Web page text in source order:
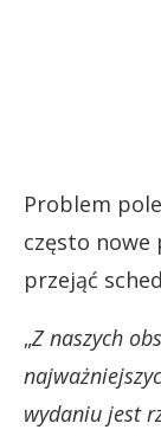
Problem
często nowe
przejąć
„Z naszych
wydaniu jest